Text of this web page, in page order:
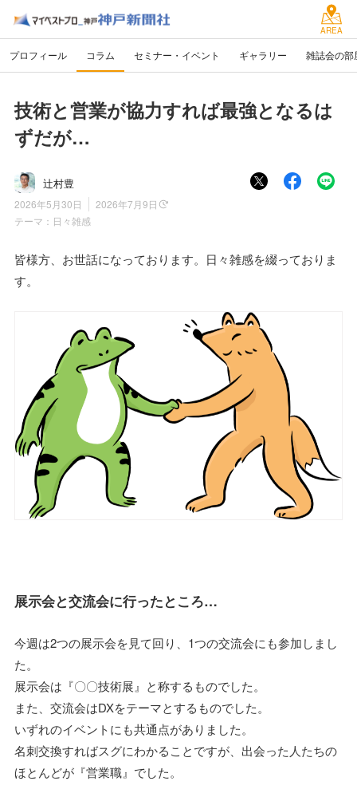
AREA
プロフィール コラム セミナー・イベント ギャラリー 雑誌会の部
技術と営業が協力すれば最強となるは
ずだが…
辻村豊
2026年5月30日
2026年7月9日
テーマ： 日々雑感
皆様方、お世話になっております。日々雑感を綴っておりま
す。
展示会と交流会に行ったところ…
今週は2つの展示会を見て回り、1つの交流会にも参加しまし
た。
展示会は『〇〇技術展』と称するものでした。
また、交流会はDXをテーマとするものでした。
いずれのイベントにも共通点がありました。
名刺交換すればスグにわかることですが、出会った人たちの
ほとんどが『営業職』でした。